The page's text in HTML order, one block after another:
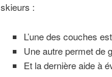
skieurs :
L’une des couches
Une autre permet de
Et la dernière aide à